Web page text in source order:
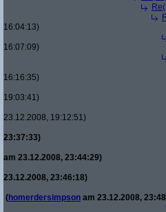
16:04:13)
16:07:09)
16:16:35)
19:03:41)
23.12.2008, 19:12:51)
23:37:33)
am 23.12.2008, 23:44:29)
23.12.2008, 23:46:18)
(homerdersimpson am 23.12.2008,